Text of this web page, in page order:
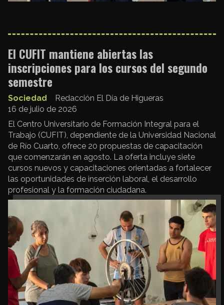
El CUFIT mantiene abiertas las
inscripciones para los cursos del segundo
semestre
Redacción El Día de Higueras
Sociedad
16 de julio de 2026
El Centro Universitario de Formación Integral para el
Trabajo (CUFIT), dependiente de la Universidad Nacional
de Río Cuarto, ofrece 20 propuestas de capacitación
que comenzarán en agosto. La oferta incluye siete
cursos nuevos y capacitaciones orientadas a fortalecer
las oportunidades de inserción laboral, el desarrollo
profesional y la formación ciudadana.